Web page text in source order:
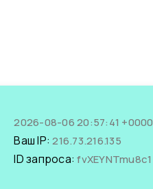
2026-08-06 20:57:41 +0000
Ваш IP:216.73.216.135
ID запроса:fvXEYNTmu8c1